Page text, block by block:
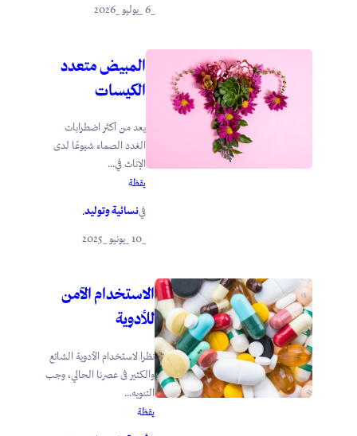
المبيض متعدد
الكيسات
يعد من أكثر اضطرابات
الغدد الصماء شيوعًا لدى
الإناث في...
يقظة
فينسائية وتوليد.
_10 _يونيو _2025
الاستخدام الآمن
للأدوية
نظرا لاستخدام الأدوية الشائع
والكثير فى عصرنا الحالي، وجب
التنويه...
يقظة